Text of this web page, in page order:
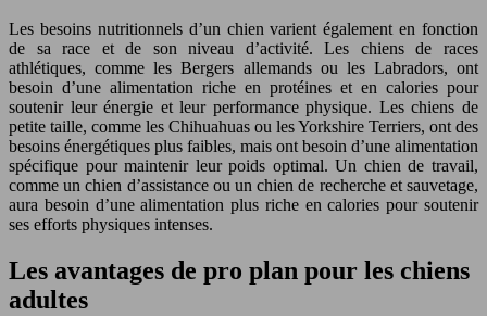
Les besoins nutritionnels d’un chien varient également en fonction
de sa race et de son niveau d’activité. Les chiens de races
athlétiques, comme les Bergers allemands ou les Labradors, ont
besoin d’une alimentation riche en protéines et en calories pour
soutenir leur énergie et leur performance physique. Les chiens de
petite taille, comme les Chihuahuas ou les Yorkshire Terriers, ont des
besoins énergétiques plus faibles, mais ont besoin d’une alimentation
spécifique pour maintenir leur poids optimal. Un chien de travail,
comme un chien d’assistance ou un chien de recherche et sauvetage,
aura besoin d’une alimentation plus riche en calories pour soutenir
ses efforts physiques intenses.
Les avantages de pro plan pour les chiens
adultes